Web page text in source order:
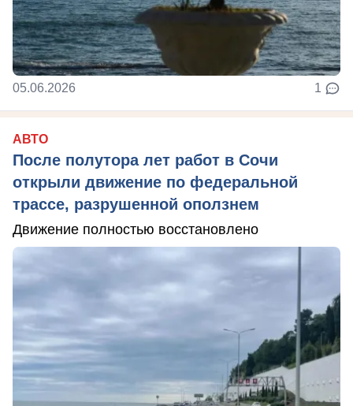
05.06.2026 1
АВТО
После полутора лет работ в Сочи
открыли движение по федеральной
трассе, разрушенной оползнем
Движение полностью восстановлено